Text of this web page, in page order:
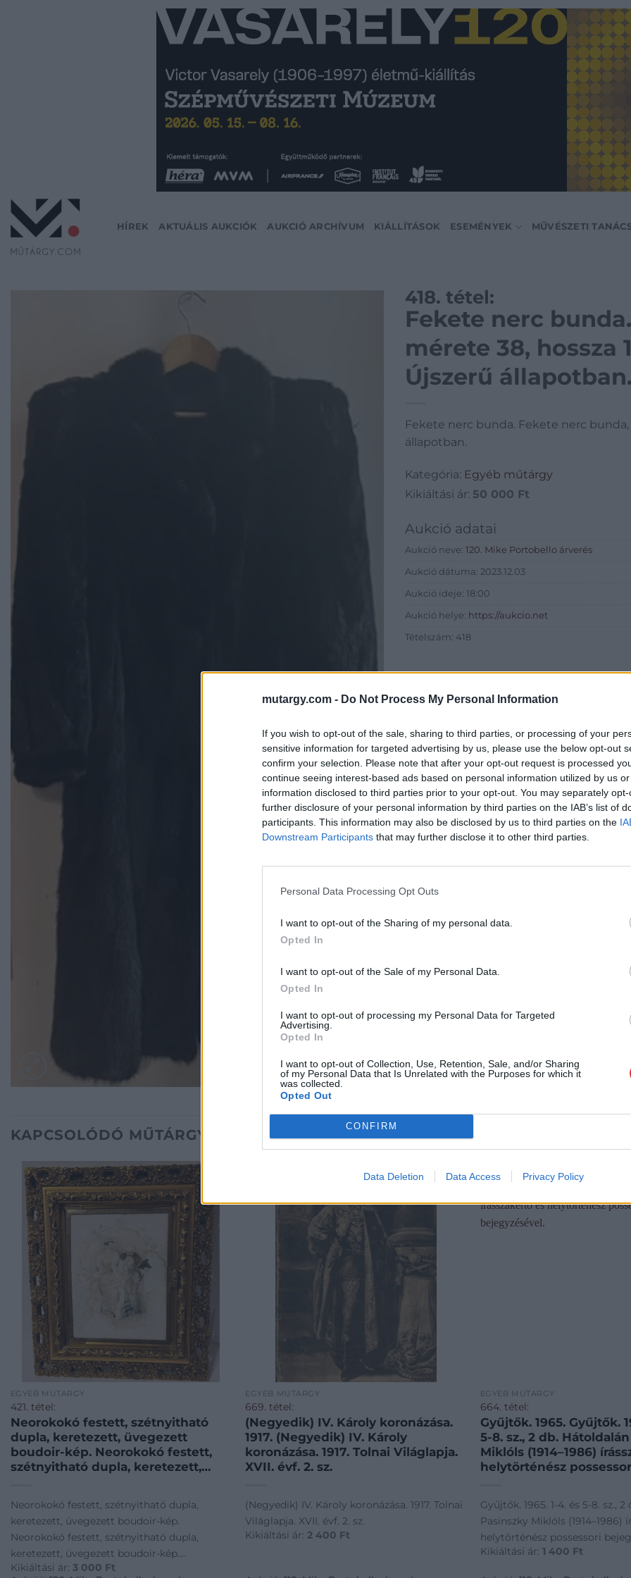
mutargy.com - Do Not Process My Personal Information
If you wish to opt-out of the sale, sharing to third parties, or processing of your
sensitive information for targeted advertising by us, please use the below opt-out
confirm your selection. Please note that after your opt-out request is processed
continue seeing interest-based ads based on personal information utilized by us
information disclosed to third parties prior to your opt-out. You may separately
further disclosure of your personal information by third parties on the IAB’s list of
participants. This information may also be disclosed by us to third parties on the
Downstream Participants that may further disclose it to other third parties.
Personal Data Processing Opt Outs
I want to opt-out of the Sharing of my personal data.
Opted In
I want to opt-out of the Sale of my Personal Data.
Opted In
I want to opt-out of processing my Personal Data for Targeted
Advertising.
Opted In
I want to opt-out of Collection, Use, Retention, Sale, and/or Sharing
of my Personal Data that Is Unrelated with the Purposes for which it
was collected.
Opted Out
CONFIRM
Data Deletion Data Access Privacy Policy
HÍREK AKTUÁLIS AUKCIÓK AUKCIÓ ARCHÍVUM KIÁLLÍTÁSOK ESEMÉNYEK MŰVÉSZETI
418. tétel:
Fekete nerc
mérete 38, hossza
Újszerű állapotban.
Fekete nerc bunda. Fekete nerc bunda,
állapotban.
Kategória: Egyéb műtárgy
Kikiáltási ár: 50 000 Ft
Aukció adatai
Aukció neve: 120. Mike Portobello árverés
Aukció dátuma: 2023.12.03
Aukció ideje: 18:00
Aukció helye: https://aukcio.net
Tételszám: 418
Eladó adatai
Mipo Kft
Budapest
1053
Telefon:
Weboldal:
Bemutatkozás: Immár közel 30 éve, hogy a
2010-ben a Portobello aukciósház
Aukciósház. 2022-től saját oldalunkon
KAPCSOLÓDÓ MŰTÁRGYAK
EGYÉB MŰTÁRGY
421. tétel:
Neorokokó festett, szétnyitható
dupla, keretezett, üvegezett
boudoir-kép. Neorokokó festett,
szétnyitható dupla, keretezett,
aranyozott, díszes blondel
keretben.
Neorokokó festett, szétnyitható dupla,
keretezett, üvegezett boudoir-kép.
Neorokokó festett, szétnyitható dupla,
keretezett, üvegezett boudoir-kép.
Szétnyitva háromosztatú tükör. Dúsan
Kikiáltási ár: 3 000 Ft
EGYÉB MŰTÁRGY
669. tétel:
(Negyedik) IV. Károly koronázása.
1917. (Negyedik) IV. Károly
koronázása. 1917. Tolnai Világlapja.
XVII. évf. 2. sz.
(Negyedik) IV. Károly koronázása. 1917. Tolnai
Világlapja. XVII. évf. 2. sz.
Kikiáltási ár: 2 400 Ft
EGYÉB MŰTÁRGY
664. tétel:
Gyűjtők. 1965. Gyűjtők. 1965. 1-4. és
5-8. sz., 2 db.
Miklóls (1914–1986)
helytörténész
Gyűjtők. 1965. 1-4. és 5-8. sz.,
Pasinszky Miklóls (1914–1986)
helytörténész possessori
Kikiáltási ár: 1 400 Ft